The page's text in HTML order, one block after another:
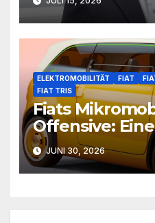
ELEKTROMOBILITÄT FIAT
FIAT TRIS
Fiats
Offensive:
die Stadt der
JUNI 30, 2026